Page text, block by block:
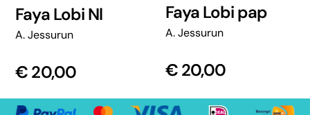
Faya Lobi Nl
A. Jessurun
€20,00
Faya Lobi pap
A. Jessurun
€20,00